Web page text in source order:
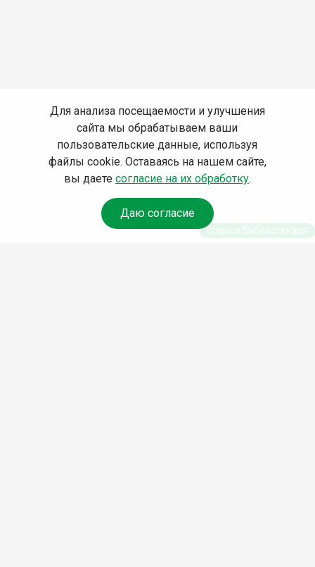
Для анализа посещаемости и улучшения
сайта мы обрабатываем ваши
пользовательские данные, используя
файлы cookie. Оставаясь на нашем сайте,
вы даете согласие на их обработку.
Даю согласие
Спроси библиотекаря